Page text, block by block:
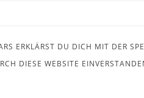
ERKLÄRST DU DICH MIT DER
DIESE WEBSITE